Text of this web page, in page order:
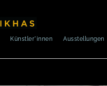
Künstler*innen Ausstellungen